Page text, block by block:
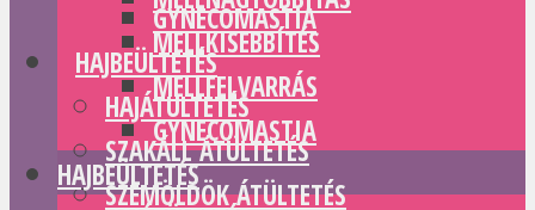
GYNECOMASTIA
HAJBEÜLTETÉS
HAJÁTÜLTETÉS
SZAKÁLL ÁTÜLTETÉS
SZEMÖLDÖK ÁTÜLTETÉS
MELLKISEBBÍTÉS
MELLFELVARRÁS
GYNECOMASTIA
HAJBEÜLTETÉS